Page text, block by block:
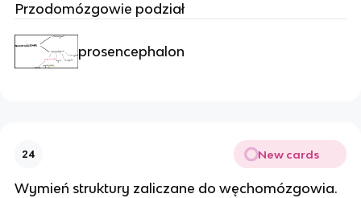
Przodomózgowie podział
prosencephalon
24 New cards
Wymień struktury zaliczane do węchomózgowia.